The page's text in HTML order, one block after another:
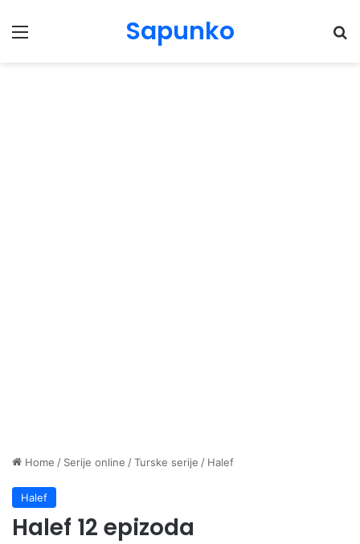
Menu Sapunko
Home / Serije online /Turske serije / Halef
Halef
Halef 12 epizoda